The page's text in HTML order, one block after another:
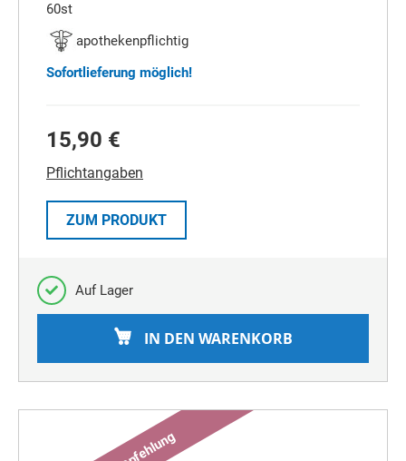
60st
apothekenpflichtig
Sofortlieferung möglich!
15,90 €
Pflichtangaben
ZUM PRODUKT
Auf Lager
IN DEN WARENKORB